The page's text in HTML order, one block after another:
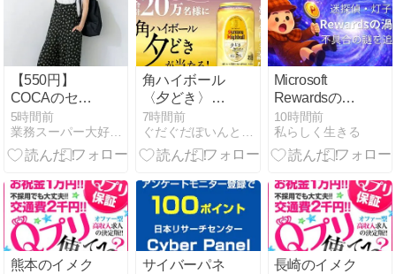
【550円】
COCAのセー
ルがヤバい！
5時間前
業務スーパー大好き専業主婦３児ママのブログ
角ハイボール
〈夕どき〉
が、20万名に
当たります。
8/17まで。
7時間前
Microsoft
Rewardsの不
具合が続くと
きに読んでほ
しいこと ──
法・わたしの
体験まとめ──
10時間前
私らしく生きる
熊本のイメク
サイバーパネ
長崎のイメク